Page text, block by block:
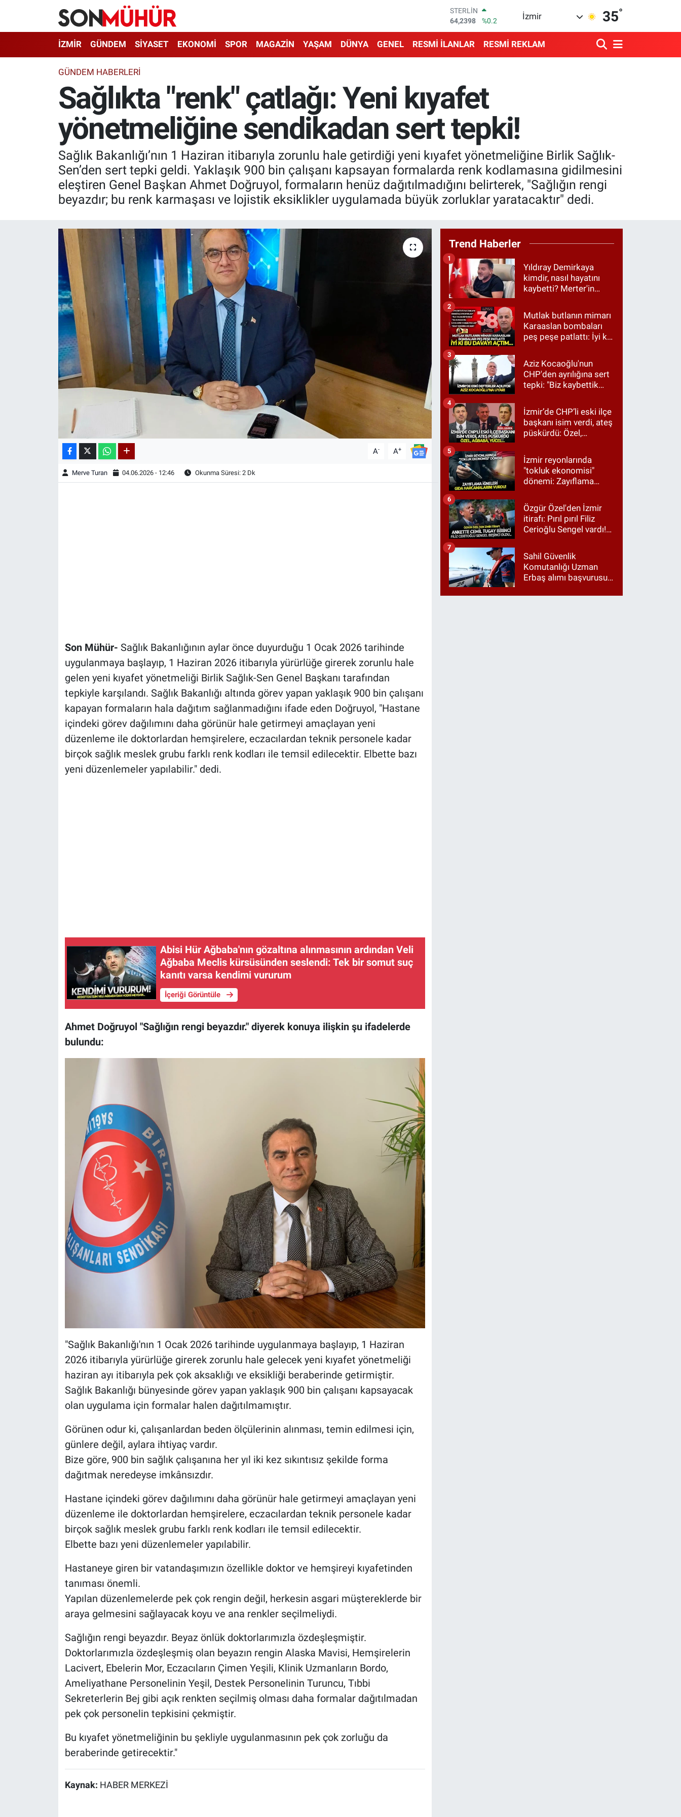
STERLİN
64,2398
%0.2
GRAM ALTIN
6513.94
%0.32
DOLAR
47,6006
%0.06
55,0250
%0.02
İzmir 35°
İZMİR GÜNDEM SİYASET EKONOMİ SPOR MAGAZİN YAŞAM DÜNYA GENEL RESMİ İLANLAR RESMİ REKLAM
GÜNDEM HABERLERI
Sağlıkta "renk" çatlağı: Yeni kıyafet
yönetmeliğine sendikadan sert tepki!
Sağlık Bakanlığı’nın 1 Haziran itibarıyla zorunlu hale getirdiği yeni kıyafet yönetmeliğine Birlik Sağlık-
Sen’den sert tepki geldi. Yaklaşık 900 bin çalışanı kapsayan formalarda renk kodlamasına gidilmesini
eleştiren Genel Başkan Ahmet Doğruyol, formaların henüz dağıtılmadığını belirterek, "Sağlığın rengi
beyazdır; bu renk karmaşası ve lojistik eksiklikler uygulamada büyük zorluklar yaratacaktır" dedi.
A- A+
Merve Turan 04.06.2026 - 12:46 Okunma Süresi: 2 Dk
Son Mühür- Sağlık Bakanlığının aylar önce duyurduğu 1 Ocak 2026 tarihinde
uygulanmaya başlayıp, 1 Haziran 2026 itibarıyla yürürlüğe girerek zorunlu hale
gelen yeni kıyafet yönetmeliği Birlik Sağlık-Sen Genel Başkanı tarafından
tepkiyle karşılandı. Sağlık Bakanlığı altında görev yapan yaklaşık 900 bin çalışanı
kapayan formaların hala dağıtım sağlanmadığını ifade eden Doğruyol, "Hastane
içindeki görev dağılımını daha görünür hale getirmeyi amaçlayan yeni
düzenleme ile doktorlardan hemşirelere, eczacılardan teknik personele kadar
birçok sağlık meslek grubu farklı renk kodları ile temsil edilecektir. Elbette bazı
yeni düzenlemeler yapılabilir." dedi.
Abisi Hür Ağbaba'nın gözaltına alınmasının ardından Veli
Ağbaba Meclis kürsüsünden seslendi: Tek bir somut suç
kanıtı varsa kendimi vururum
İçeriği Görüntüle
Ahmet Doğruyol "Sağlığın rengi beyazdır." diyerek konuya ilişkin şu ifadelerde
bulundu:
"Sağlık Bakanlığı'nın 1 Ocak 2026 tarihinde uygulanmaya başlayıp, 1 Haziran
2026 itibarıyla yürürlüğe girerek zorunlu hale gelecek yeni kıyafet yönetmeliği
haziran ayı itibarıyla pek çok aksaklığı ve eksikliği beraberinde getirmiştir.
Sağlık Bakanlığı bünyesinde görev yapan yaklaşık 900 bin çalışanı kapsayacak
olan uygulama için formalar halen dağıtılmamıştır.
Görünen odur ki, çalışanlardan beden ölçülerinin alınması, temin edilmesi için,
günlere değil, aylara ihtiyaç vardır.
Bize göre, 900 bin sağlık çalışanına her yıl iki kez sıkıntısız şekilde forma
dağıtmak neredeyse imkânsızdır.
Hastane içindeki görev dağılımını daha görünür hale getirmeyi amaçlayan yeni
düzenleme ile doktorlardan hemşirelere, eczacılardan teknik personele kadar
birçok sağlık meslek grubu farklı renk kodları ile temsil edilecektir.
Elbette bazı yeni düzenlemeler yapılabilir.
Hastaneye giren bir vatandaşımızın özellikle doktor ve hemşireyi kıyafetinden
tanıması önemli.
Yapılan düzenlemelerde pek çok rengin değil, herkesin asgari müştereklerde bir
araya gelmesini sağlayacak koyu ve ana renkler seçilmeliydi.
Sağlığın rengi beyazdır. Beyaz önlük doktorlarımızla özdeşleşmiştir.
Doktorlarımızla özdeşleşmiş olan beyazın rengin Alaska Mavisi, Hemşirelerin
Lacivert, Ebelerin Mor, Eczacıların Çimen Yeşili, Klinik Uzmanların Bordo,
Ameliyathane Personelinin Yeşil, Destek Personelinin Turuncu, Tıbbi
Sekreterlerin Bej gibi açık renkten seçilmiş olması daha formalar dağıtılmadan
pek çok personelin tepkisini çekmiştir.
Bu kıyafet yönetmeliğinin bu şekliyle uygulanmasının pek çok zorluğu da
beraberinde getirecektir."
Kaynak: HABER MERKEZİ
Trend Haberler
Yıldıray Demirkaya
kimdir, nasıl hayatını
kaybetti? Merter'in
mesajı
1
Mutlak butlanın mimarı
Karaaslan bombaları
peş peşe patlattı: İyi ki
2
Aziz Kocaoğlu'nun
CHP'den ayrılığına sert
tepki: "Biz kaybettik
etmedik"
3
İzmir’de CHP’li eski ilçe
başkanı isim verdi, ateş
püskürdü: Özel,
4
İzmir reyonlarında
"tokluk ekonomisi"
dönemi: Zayıflama
harcamalarını vurdu!
5
Özgür Özel'den İzmir
itirafı: Pırıl pırıl Filiz
Cerioğlu Sengel vardı!
Tugay birinci çıktı
6
Sahil Güvenlik
Komutanlığı Uzman
Erbaş alımı başvurusu
başvuru şartları neler?
7
İzmir Nöbetçi Eczaneler
İzmir Hava Durumu
İzmir Namaz Vakitleri
İzmir Trafik Yoğunluk Haritası
Süper Lig Puan Durumu ve Fikstür
Tüm Manşetler
Son Dakika Haberleri